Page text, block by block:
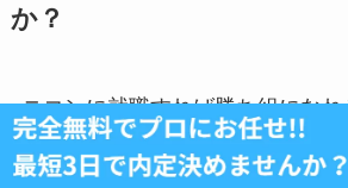
か？
ニコンに就職すれば勝ち組にな
見ていきましょう。